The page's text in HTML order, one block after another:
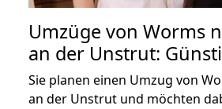
Umzüge von Worms
an der Unstrut:
Sie planen einen Umzug von
an der Unstrut und möchten